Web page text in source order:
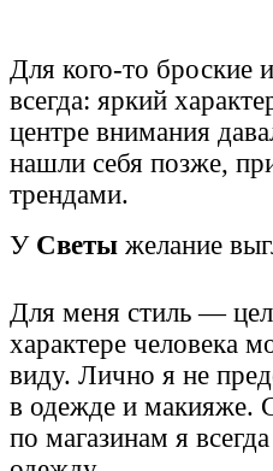
Для кого-то броские
всегда: яркий
центре внимания
нашли себя позже,
трендами.
У Светы желание
Для меня стиль —
характере человека
виду. Лично я не
в одежде и макияже.
по магазинам я